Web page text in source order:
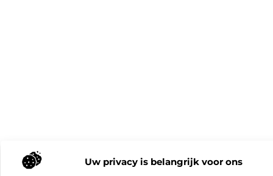
Uw privacy is belangrijk voor ons